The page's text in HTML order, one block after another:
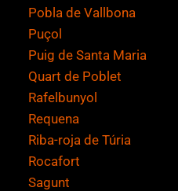
Pobla de Vallbona
Puçol
Puig de Santa Maria
Quart de Poblet
Rafelbunyol
Requena
Riba-roja de Túria
Rocafort
Sagunt